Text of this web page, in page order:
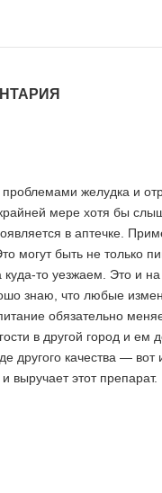
проблемами желудка и
мере хотя бы
в аптечке.
могут быть не только
то уезжаем. Это и
знаю, что любые
обязательно
в другой город и
другого качества — вот
выручает этот препарат.